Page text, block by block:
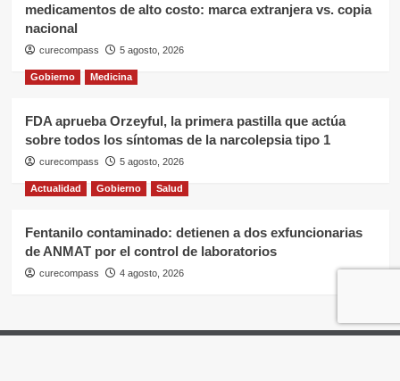
medicamentos de alto costo: marca extranjera vs. copia
nacional
curecompass 5 agosto, 2026
Gobierno Medicina
FDA aprueba Orzeyful, la primera pastilla que actúa
sobre todos los síntomas de la narcolepsia tipo 1
curecompass 5 agosto, 2026
Actualidad Gobierno Salud
Fentanilo contaminado: detienen a dos exfuncionarias
de ANMAT por el control de laboratorios
curecompass 4 agosto, 2026